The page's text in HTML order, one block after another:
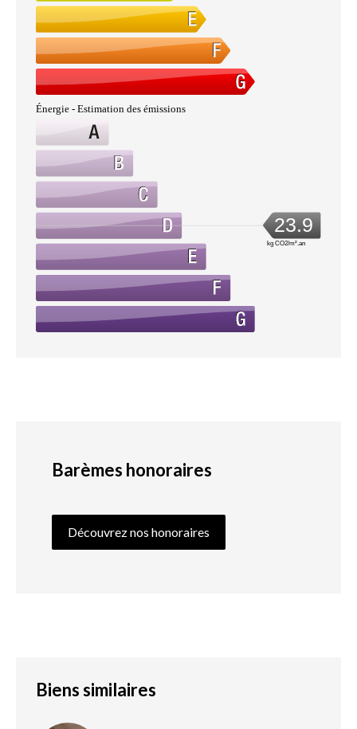
Énergie - Estimation des émissions
23.9
kg CO2/m².an
Barèmes honoraires
Découvrez nos honoraires
Biens similaires